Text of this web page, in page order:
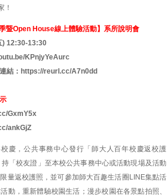
！
暨Open House線上體驗活動】系所說明會
) 12:30-13:30
KPnjyYeAurc
結： https://reurl.cc/A7n0dd
GxmY5x
ankGjZ
慶，公共事務中心發行「師大人百年校慶返校護
「校友證」至本校公共事務中心或活動現場及活動
量返校護照，並可參加師大百趣生活圈LINE集點活
動，重新體驗校園生活；漫步校園在各景點拍照、